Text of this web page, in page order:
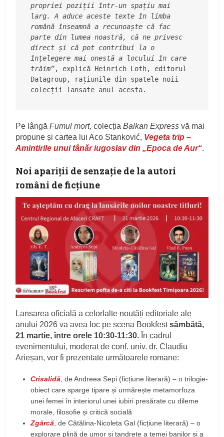
propriei poziții într-un spațiu mai
larg. A aduce aceste texte în limba
română înseamnă a recunoaște că fac
parte din lumea noastră, că ne privesc
direct și că pot contribui la o
înțelegere mai onestă a locului în care
trăim”, explică Heinrich Loth, editorul
Datagroup, rațiunile din spatele noii
colecții lansate anul acesta.
Pe lângăFumul mort, colecțiaBalkan Express vă mai
propune și cartea lui Aco Stanković, Vegeta trip –
Amintirile unui tânăr iugoslav din „Epoca de Aur“.
Noi apariții de senzație de la autori
români de ficțiune
Lansarea oficială a celorlalte noutăți editoriale ale
anului 2026 va avea loc pe scena Bookfestsâmbătă,
21 martie, între orele 10:30-11:30. În cadrul
evenimentului, moderat de conf. univ. dr. Claudiu
Arieșan, vor fi prezentate următoarele romane:
Crisalidă , de Andreea Sepi (ficțiune literară) – o trilogie-
obiect care sparge tipare și urmărește metamorfoza
unei femei în interiorul unei iubiri presărate cu dileme
morale, filosofie și critică socială
Zgârcă , de Cătălina-Nicoleta Gal (ficțiune literară) – o
explorare plină de umor și tandrețe a temei banilor și a